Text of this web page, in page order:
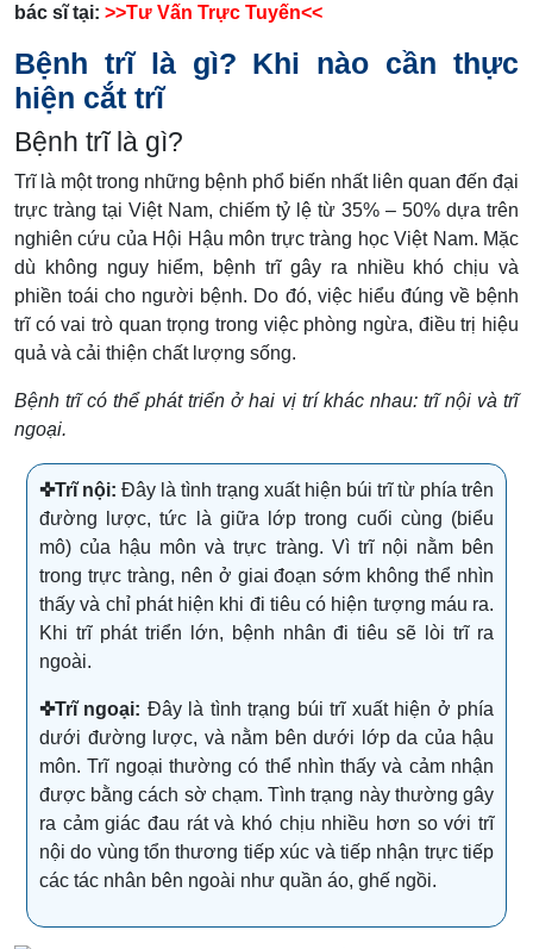
bác sĩ tại: >>Tư Vấn Trực Tuyến<<
Bệnh trĩ là gì? Khi nào cần thực
hiện cắt trĩ
Bệnh trĩ là gì?
Trĩ là một trong những bệnh phổ biến nhất liên quan đến đại
trực tràng tại Việt Nam, chiếm tỷ lệ từ 35% – 50% dựa trên
nghiên cứu của Hội Hậu môn trực tràng học Việt Nam. Mặc
dù không nguy hiểm, bệnh trĩ gây ra nhiều khó chịu và
phiền toái cho người bệnh. Do đó, việc hiểu đúng về bệnh
trĩ có vai trò quan trọng trong việc phòng ngừa, điều trị hiệu
quả và cải thiện chất lượng sống.
Bệnh trĩ có thể phát triển ở hai vị trí khác nhau: trĩ nội và trĩ
ngoại.
✜Trĩ nội: Đây là tình trạng xuất hiện búi trĩ từ phía trên
đường lược, tức là giữa lớp trong cuối cùng (biểu
mô) của hậu môn và trực tràng. Vì trĩ nội nằm bên
trong trực tràng, nên ở giai đoạn sớm không thể nhìn
thấy và chỉ phát hiện khi đi tiêu có hiện tượng máu ra.
Khi trĩ phát triển lớn, bệnh nhân đi tiêu sẽ lòi trĩ ra
ngoài.
✜Trĩ ngoại: Đây là tình trạng búi trĩ xuất hiện ở phía
dưới đường lược, và nằm bên dưới lớp da của hậu
môn. Trĩ ngoại thường có thể nhìn thấy và cảm nhận
được bằng cách sờ chạm. Tình trạng này thường gây
ra cảm giác đau rát và khó chịu nhiều hơn so với trĩ
nội do vùng tổn thương tiếp xúc và tiếp nhận trực tiếp
các tác nhân bên ngoài như quần áo, ghế ngồi.